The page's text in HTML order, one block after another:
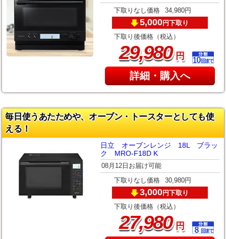
下取りなし価格 34,980円
5,000円下取り
下取り後価格（税込）
29,980円
詳細・購入へ
毎日使うあたためや、オーブン・トースターとしても使
える！
日立 オーブンレンジ 18L ブラッ
ク MRO-F18D K
08月12日お届け可能
下取りなし価格 30,980円
3,000円下取り
下取り後価格（税込）
27,980円